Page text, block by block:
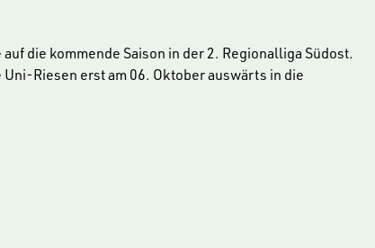
die kommende Saison in der 2. Regionalliga Südost.
Riesen erst am 06. Oktober auswärts in die